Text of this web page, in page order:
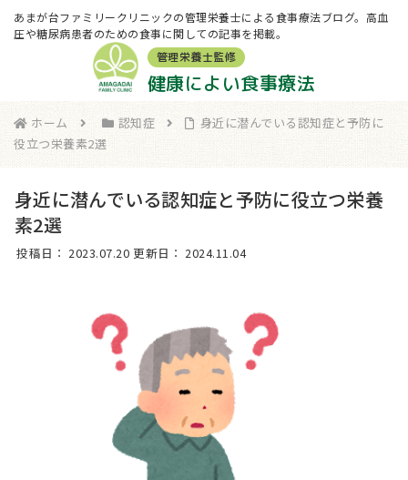
あまが台ファミリークリニックの管理栄養士による食事療法ブログ。高血
圧や糖尿病患者のための食事に関しての記事を掲載。
管理栄養士監修
健康によい食事療法
ホーム 認知症
身近に潜んでいる認知症と予防に
役立つ栄養素2選
身近に潜んでいる認知症と予防に役立つ栄養
素2選
更新日： 2024.11.04
投稿日： 2023.07.20